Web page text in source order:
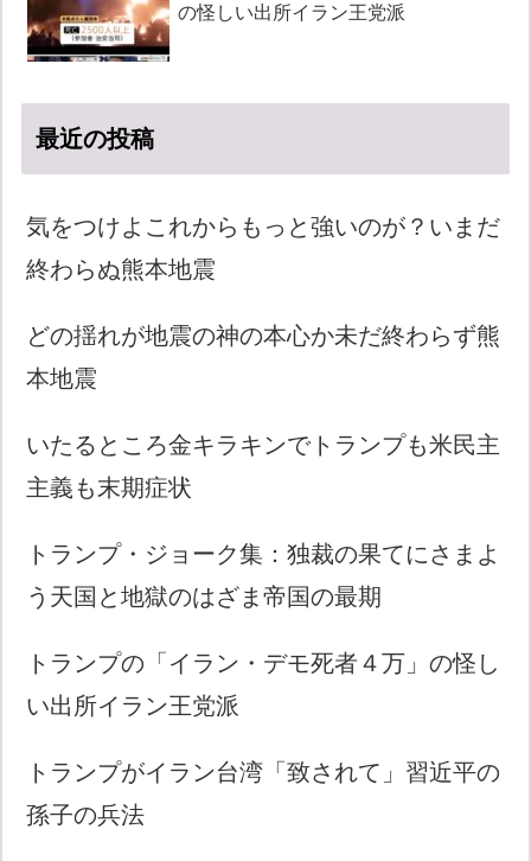
の怪しい出所イラン王党派
最近の投稿
気をつけよこれからもっと強いのが？いまだ
終わらぬ熊本地震
どの揺れが地震の神の本心か未だ終わらず熊
本地震
いたるところ金キラキンでトランプも米民主
主義も末期症状
トランプ・ジョーク集：独裁の果てにさまよ
う天国と地獄のはざま帝国の最期
トランプの「イラン・デモ死者４万」の怪し
い出所イラン王党派
トランプがイラン台湾「致されて」習近平の
孫子の兵法